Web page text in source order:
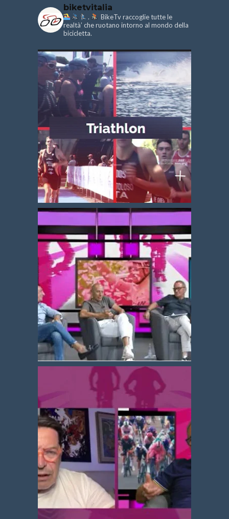
biketvitalia
.
BikeTv raccoglie tutte le
realtà’ che ruotano intorno al mondo della
bicicletta.